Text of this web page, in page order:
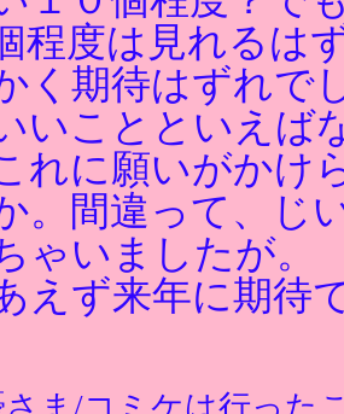
程度は見れるは
く期待はずれで
いことといえば
れに願いがかけ
。間違って、
ゃいましたが。
えず来年に期待
ま/コミケは行った